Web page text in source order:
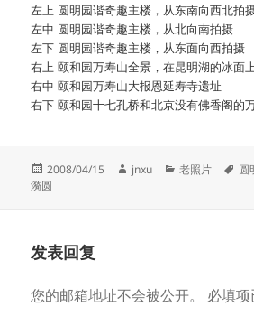
左上 圆明园谐奇趣主楼，从东南向西北拍
左中 圆明园谐奇趣主楼，从北向南拍摄
左下 圆明园谐奇趣主楼，从东面向西拍摄
右上 颐和园万寿山全景，在昆明湖的冰面
右中 颐和园万寿山大报恩延寿寺遗址
右下 颐和园十七孔桥和北京没有佛香阁的
发
布
2008/04/15
作
jnxu
分
老照片
标
圆
漪圆
发表回复
您的邮箱地址不会被公开。 必填